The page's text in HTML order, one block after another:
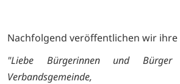
Nachfolgend veröffentlichen wir
"Liebe Bürgerinnen und Bürger
Verbandsgemeinde,